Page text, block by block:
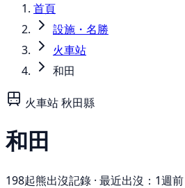
首頁
設施・名勝
火車站
和田
火車站秋田縣
和田
198起熊出沒記錄 · 最近出沒：1週前